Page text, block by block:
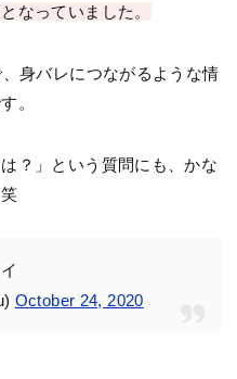
なっていました。
身バレにつながるような情
。
？」という質問にも、かな
October 24, 2020